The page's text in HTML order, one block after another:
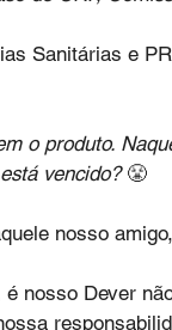
Sanitárias e
o produto.
vencido? 😤
nosso
nosso Dever